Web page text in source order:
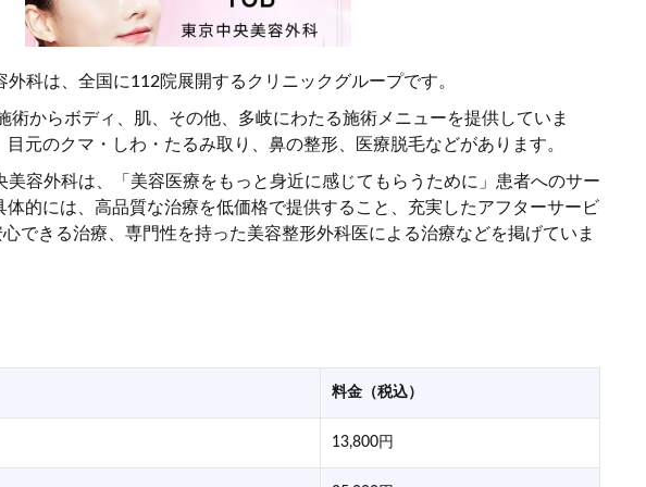
外科は、全国に112院展開するクリニックグループです。
術からボディ、肌、その他、多岐にわたる施術メニューを提供していま
元のクマ・しわ・たるみ取り、鼻の整形、医療脱毛などがあります。
美容外科は、「美容医療をもっと身近に感じてもらうために」患者へのサー
体的には、高品質な治療を低価格で提供すること、充実したアフターサービ
できる治療、専門性を持った美容整形外科医による治療などを掲げていま
料金（税込）
13,800円